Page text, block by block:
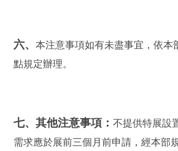
六、本注意事項如有未盡事宜，依本
點規定辦理。
七、其他注意事項：不提供特展設
需求應於展前三個月前申請，經本部